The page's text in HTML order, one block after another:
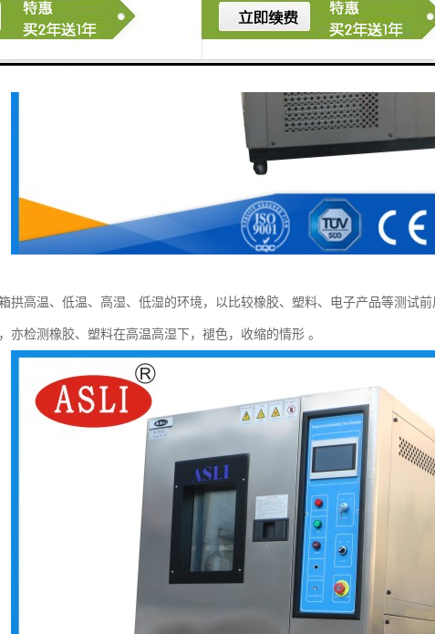
拱高温、低温、高湿、低湿的环境，以比较橡胶、塑料、电子产品等测试
亦检测橡胶、塑料在高温高湿下，褪色，收缩的情形 。